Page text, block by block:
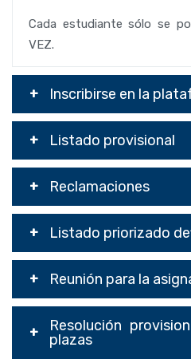
Cada estudiante sólo se
VEZ.
Inscribirse en la
Listado provisional
Reclamaciones
Listado priorizado
Reunión para la
Resolución
plazas